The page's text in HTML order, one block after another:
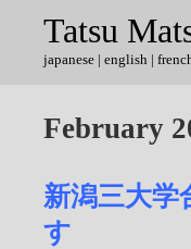
Tatsu
japanese | english |
February
新潟三大
す